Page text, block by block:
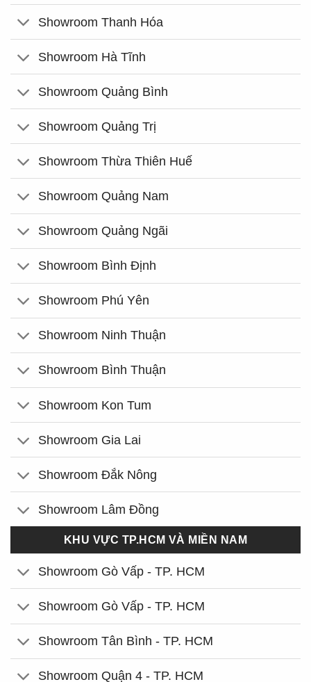
Showroom Thanh Hóa
Showroom Hà Tĩnh
Showroom Quảng Bình
Showroom Quảng Trị
Showroom Thừa Thiên Huế
Showroom Quảng Nam
Showroom Quảng Ngãi
Showroom Bình Định
Showroom Phú Yên
Showroom Ninh Thuận
Showroom Bình Thuận
Showroom Kon Tum
Showroom Gia Lai
Showroom Đắk Nông
Showroom Lâm Đồng
KHU VỰC TP.HCM VÀ MIỀN NAM
Showroom Gò Vấp - TP. HCM
Showroom Gò Vấp - TP. HCM
Showroom Tân Bình - TP. HCM
Showroom Quận 4 - TP. HCM